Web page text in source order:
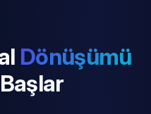
Dönüşümü